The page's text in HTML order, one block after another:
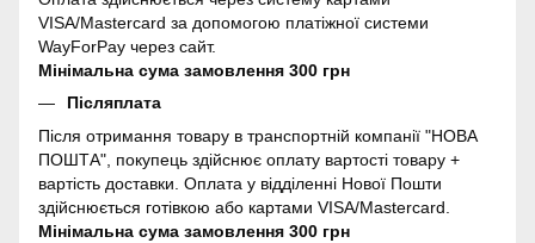
VISA/Mastercard за допомогою платіжної системи
WayForPay через сайт.
Мінімальна сума замовлення 300 грн
Післяплата
Після отримання товару в транспортній компанії "НОВА
ПОШТА", покупець здійснює оплату вартості товару +
вартість доставки. Оплата у відділенні Нової Пошти
здійснюється готівкою або картами VISA/Mastercard.
Мінімальна сума замовлення 300 грн